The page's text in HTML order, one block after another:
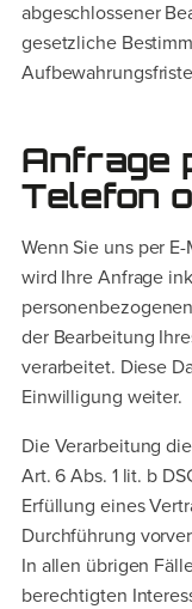
abgeschlossener
gesetzliche
Anfrage
Telefon
Wenn Sie uns per
wird Ihre Anfrage
der Bearbeitung
verarbeitet. Diese
Einwilligung weiter.
Die Verarbeitung
Art. 6 Abs. 1 lit. b
Erfüllung eines
Durchführung
In allen übrigen
berechtigten